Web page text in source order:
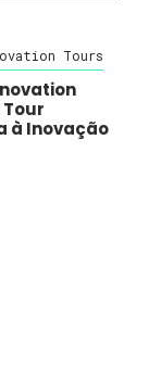
Tours
à Inovação